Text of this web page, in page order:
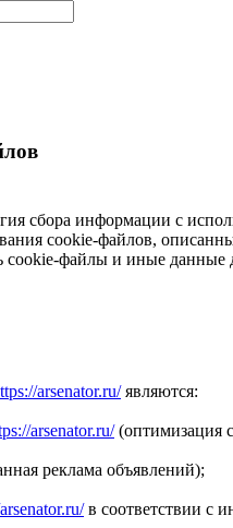
сбора информации с
cookie-файлов,
файлы и иные данные
arsenator.ru/являются:
arsenator.ru/(оптимизация
реклама объявлений);
в соответствии с